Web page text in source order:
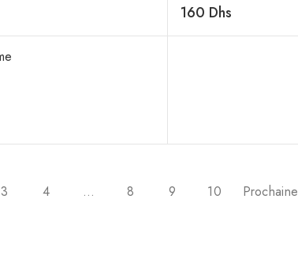
0
5
160 Dhs
3 4 … 8 9 10 Prochaine